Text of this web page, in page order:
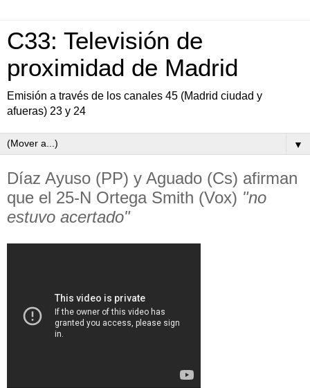
C33: Televisión de
proximidad de Madrid
Emisión a través de los canales 45 (Madrid ciudad y
afueras) 23 y 24
▼
Díaz Ayuso (PP) y Aguado (Cs) afirman
que el 25-N Ortega Smith (Vox) "no
estuvo acertado"